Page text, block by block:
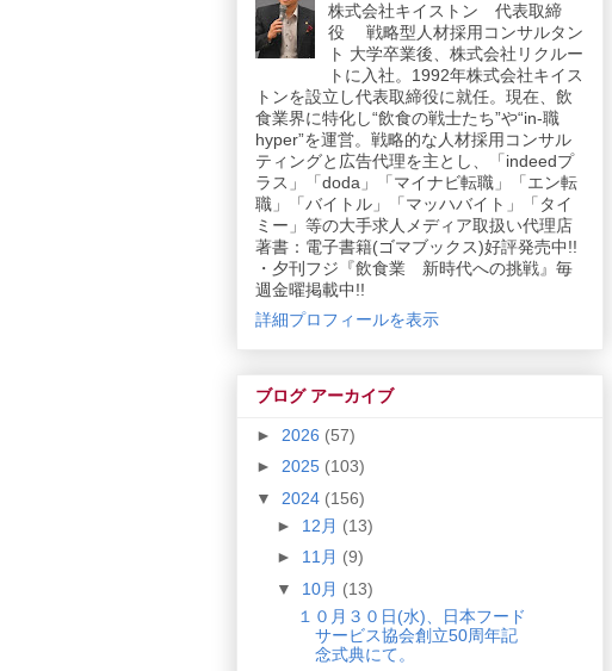
株式会社キイストン 代表取締
役 戦略型人材採用コンサルタン
ト 大学卒業後、株式会社リクルー
トに入社。1992年株式会社キイス
トンを設立し代表取締役に就任。現在、飲
食業界に特化し“飲食の戦士たち”や“in-職
hyper”を運営。戦略的な人材採用コンサル
ティングと広告代理を主とし、「indeedプ
ラス」「doda」「マイナビ転職」「エン転
職」「バイトル」「マッハバイト」「タイ
ミー」等の大手求人メディア取扱い代理店
著書：電子書籍(ゴマブックス)好評発売中!!
・夕刊フジ『飲食業 新時代への挑戦』毎
週金曜掲載中!!
詳細プロフィールを表示
ブログ アーカイブ
► 2026 (57)
► 2025 (103)
▼ 2024 (156)
► 12月 (13)
► 11月 (9)
▼ 10月 (13)
１０月３０日(水)、日本フード
サービス協会創立50周年記
念式典にて。